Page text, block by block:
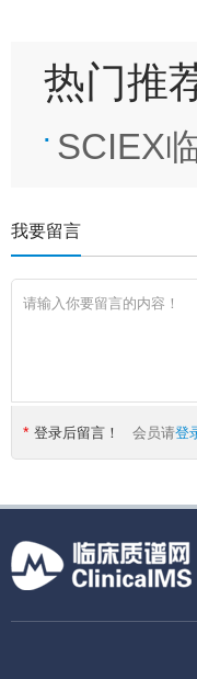
热门推
· SCIEX
我要留言
* 登录后留言！ 会员请登